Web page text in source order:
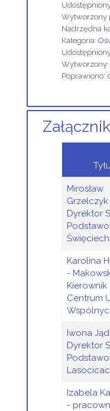
Wytworzony
Nadrzędna
Kategoria:
Wytworzony:
Poprawiono:
Mirosław
Dyrektor
Karolina
-
Kierownik
Centrum
Iwona
Dyrektor
Izabela
-